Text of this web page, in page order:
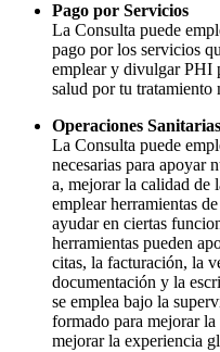
Pago por Servicios
La Consulta puede
pago por los servicios
emplear y divulgar PHI
salud por tu tratamiento
Operaciones Sanitarias
La Consulta puede
necesarias para apoyar
a, mejorar la calidad de
emplear herramientas
ayudar en ciertas
herramientas pueden
citas, la facturación, la
documentación y la
se emplea bajo la
formado para mejorar
mejorar la experiencia